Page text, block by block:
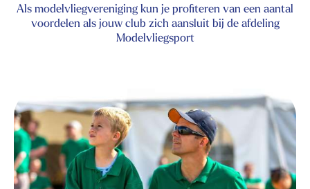
Als modelvliegvereniging kun je profiteren van een aantal
voordelen als jouw club zich aansluit bij de afdeling
Modelvliegsport